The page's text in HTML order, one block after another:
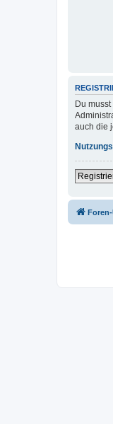
Du
auch die